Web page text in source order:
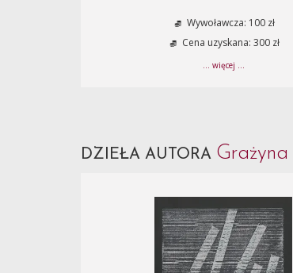
Wywoławcza: 100 zł
Cena uzyskana: 300 zł
... więcej ...
DZIEŁA AUTORA